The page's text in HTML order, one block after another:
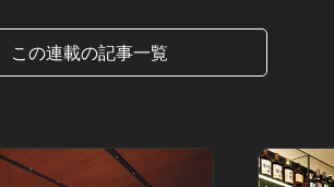
この連載の記事一覧